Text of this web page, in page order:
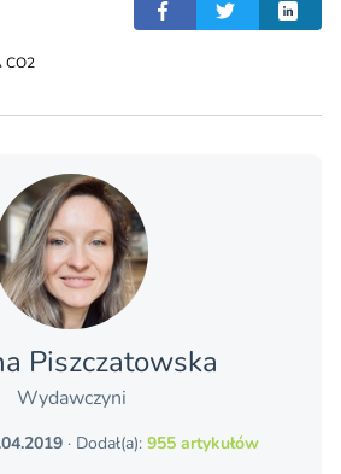
CO2
Piszczatowska
Wydawczyni
· Dodał(a): 955 artykułów